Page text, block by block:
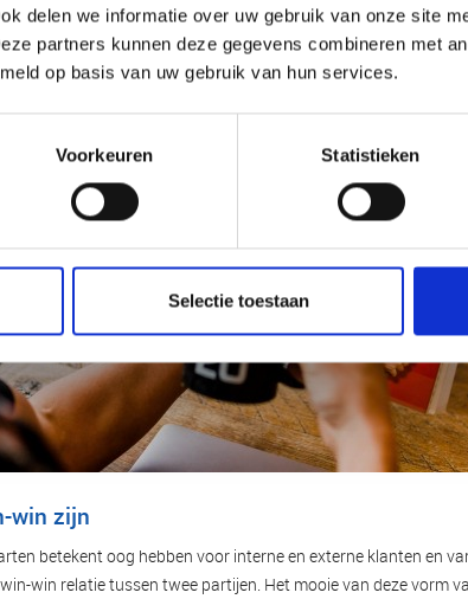
delen we informatie over uw gebruik van onze site
partners kunnen deze gegevens combineren met
op basis van uw gebruik van hun services.
Voorkeuren Statistieken
Selectie toestaan
win zijn
betekent oog hebben voor interne en externe klanten en
win relatie tussen twee partijen. Het mooie van deze vorm